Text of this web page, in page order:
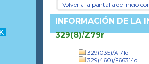
Volver a la pantalla de inicio
INFORMACIÓN DE LA
329(8)/Z79r
329(035)/Al71d
329(460)/F66314d